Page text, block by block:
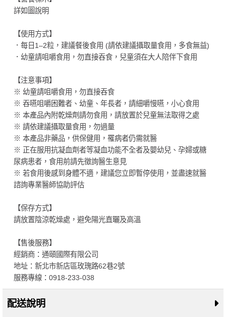
詳如圖說明
【使用方式】
．每日1–2粒，建議餐後食用 (請依建議攝取量食用，多食無益)
．幼童請咀嚼食用，勿直接吞食，兒童須在大人陪伴下食用
【注意事項】
※ 幼童請咀嚼食用，勿直接吞食
※ 吞嚥咀嚼困難者、幼童、年長者，請細嚼慢嚥，小心食用
※ 本產品內附乾燥劑請勿食用，請放置於兒童無法取得之處
※ 請依建議攝取量食用，勿過量
※ 本產品非藥品，供保健用，罹病者仍需就醫
※ 正在服用抗凝血劑者等凝血功能不全者及嬰幼兒、孕婦或糖
尿病患者，食用前請先徵詢醫生意見
※ 若食用後感到身體不適，建議您立即暫停使用，並盡速就醫
諮詢專業醫師協助評估
【保存方式】
請放置陰涼乾燥處，避免陽光直曬及高溫
【售後服務】
經銷商：通頤國際有限公司
地址：新北市新店區玫瑰路62巷2號
服務專線：0918-233-038
配送說明